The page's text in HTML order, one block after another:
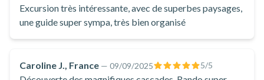
Excursion très intéressante, avec de superbes paysages,
une guide super sympa, très bien organisé
Caroline J., France — 09/09/2025 5/5